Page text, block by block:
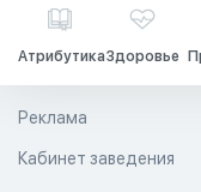
АтрибутикаЗдоровье
Реклама
Кабинет заведения